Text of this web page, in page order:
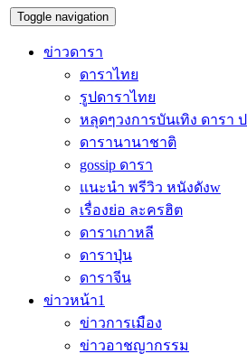
Toggle navigation
ข่าวดารา
ดาราไทย
รูปดาราไทย
หลุดๆวงการบันเทิง ดารา
ดารานานาชาติ
gossip ดารา
แนะนำ พรีวิว หนังดังw
เรื่องย่อ ละครฮิต
ดาราเกาหลี
ดาราปุ่น
ดาราจีน
ข่าวหน้า1
ข่าวการเมือง
ข่าวอาชญากรรม